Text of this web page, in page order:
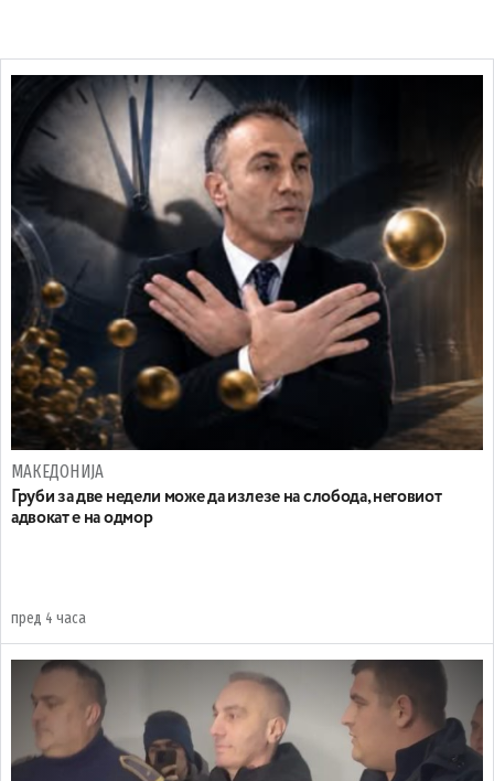
МАКЕДОНИЈА
Груби за две недели може да излезе на слобода, неговиот
адвокат е на одмор
пред 4 часа